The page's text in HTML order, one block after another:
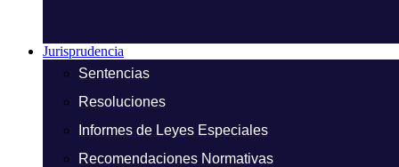
Jurisprudencia
Sentencias
Resoluciones
Informes de Leyes Especiales
Recomendaciones Normativas